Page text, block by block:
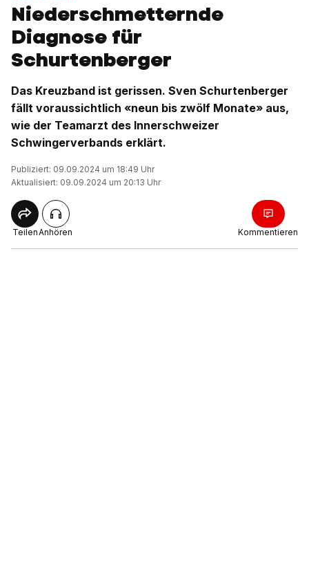
Niederschmetternde
Diagnose für
Schurtenberger
Das Kreuzband ist gerissen. Sven Schurtenberger
fällt voraussichtlich «neun bis zwölf Monate» aus,
wie der Teamarzt des Innerschweizer
Schwingerverbands erklärt.
Publiziert: 09.09.2024 um 18:49 Uhr
Aktualisiert: 09.09.2024 um 20:13 Uhr
TeilenAnhören Kommentieren